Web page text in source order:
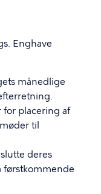
Enghave
månedlige
placering af
til
deres
førstkommende